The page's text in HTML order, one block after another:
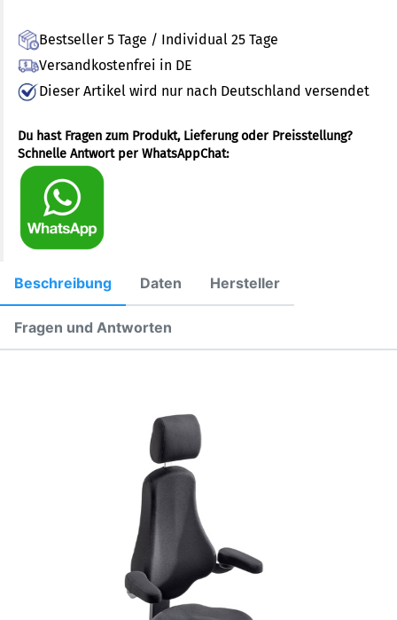
Bestseller 5 Tage / Individual 25 Tage
Versandkostenfrei in DE
Dieser Artikel wird nur nach Deutschland versendet
Du hast Fragen zum Produkt, Lieferung oder Preisstellung?
Schnelle Antwort per WhatsAppChat:
Beschreibung Daten Hersteller
Fragen und Antworten